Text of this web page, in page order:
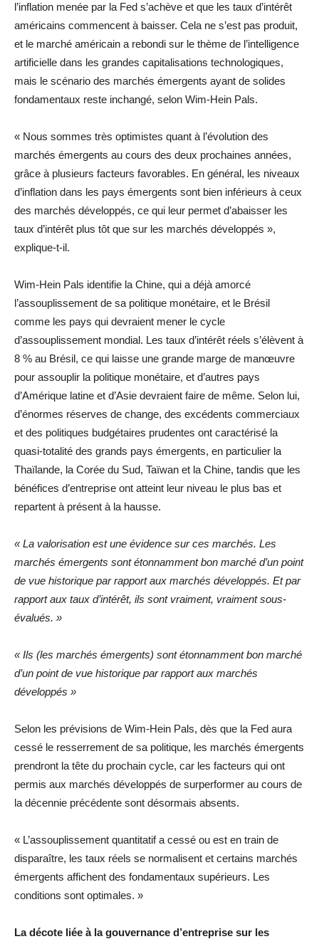
l’inflation menée par la Fed s’achève et que les taux d’intérêt
américains commencent à baisser. Cela ne s’est pas produit,
et le marché américain a rebondi sur le thème de l’intelligence
artificielle dans les grandes capitalisations technologiques,
mais le scénario des marchés émergents ayant de solides
fondamentaux reste inchangé, selon Wim-Hein Pals.
« Nous sommes très optimistes quant à l’évolution des
marchés émergents au cours des deux prochaines années,
grâce à plusieurs facteurs favorables. En général, les niveaux
d’inflation dans les pays émergents sont bien inférieurs à ceux
des marchés développés, ce qui leur permet d’abaisser les
taux d’intérêt plus tôt que sur les marchés développés »,
explique-t-il.
Wim-Hein Pals identifie la Chine, qui a déjà amorcé
l’assouplissement de sa politique monétaire, et le Brésil
comme les pays qui devraient mener le cycle
d’assouplissement mondial. Les taux d’intérêt réels s’élèvent à
8 % au Brésil, ce qui laisse une grande marge de manœuvre
pour assouplir la politique monétaire, et d’autres pays
d’Amérique latine et d’Asie devraient faire de même. Selon lui,
d’énormes réserves de change, des excédents commerciaux
et des politiques budgétaires prudentes ont caractérisé la
quasi-totalité des grands pays émergents, en particulier la
Thaïlande, la Corée du Sud, Taïwan et la Chine, tandis que les
bénéfices d’entreprise ont atteint leur niveau le plus bas et
repartent à présent à la hausse.
« La valorisation est une évidence sur ces marchés. Les
marchés émergents sont étonnamment bon marché d’un point
de vue historique par rapport aux marchés développés. Et par
rapport aux taux d’intérêt, ils sont vraiment, vraiment sous-
évalués. »
« Ils (les marchés émergents) sont étonnamment bon marché
d’un point de vue historique par rapport aux marchés
développés »
Selon les prévisions de Wim-Hein Pals, dès que la Fed aura
cessé le resserrement de sa politique, les marchés émergents
prendront la tête du prochain cycle, car les facteurs qui ont
permis aux marchés développés de surperformer au cours de
la décennie précédente sont désormais absents.
« L’assouplissement quantitatif a cessé ou est en train de
disparaître, les taux réels se normalisent et certains marchés
émergents affichent des fondamentaux supérieurs. Les
conditions sont optimales. »
La décote liée à la gouvernance d’entreprise sur les